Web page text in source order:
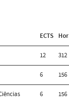
ECTS
12 312
6 156
6 156